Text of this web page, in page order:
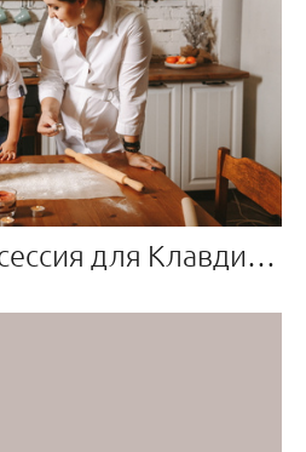
Семейная фотосессия для Клавдии и ее семьи